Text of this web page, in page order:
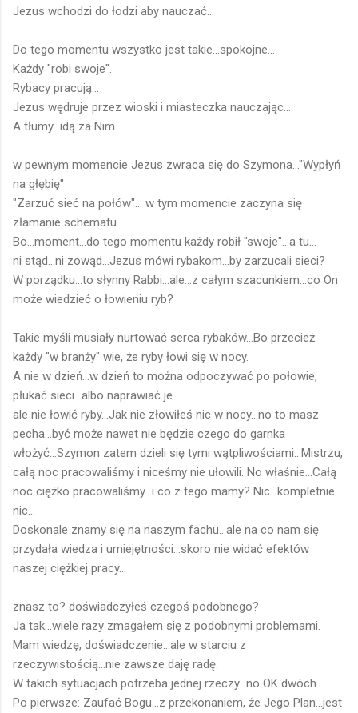
Jezus wchodzi do łodzi aby nauczać...
Do tego momentu wszystko jest takie...spokojne...
Każdy "robi swoje".
Rybacy pracują...
Jezus wędruje przez wioski i miasteczka nauczając...
A tłumy...idą za Nim...
w pewnym momencie Jezus zwraca się do Szymona..."Wypłyń
na głębię"
"Zarzuć sieć na połów"... w tym momencie zaczyna się
złamanie schematu...
Bo...moment...do tego momentu każdy robił "swoje"...a tu...
ni stąd...ni zowąd...Jezus mówi rybakom...by zarzucali sieci?
W porządku...to słynny Rabbi...ale...z całym szacunkiem...co On
może wiedzieć o łowieniu ryb?
Takie myśli musiały nurtować serca rybaków...Bo przecież
każdy "w branży" wie, że ryby łowi się w nocy.
A nie w dzień...w dzień to można odpoczywać po połowie,
płukać sieci...albo naprawiać je...
ale nie łowić ryby...Jak nie złowiłeś nic w nocy...no to masz
pecha...być może nawet nie będzie czego do garnka
włożyć...Szymon zatem dzieli się tymi wątpliwościami...Mistrzu,
całą noc pracowaliśmy i niceśmy nie ułowili. No właśnie...Całą
noc ciężko pracowaliśmy...i co z tego mamy? Nic...kompletnie
nic...
Doskonale znamy się na naszym fachu...ale na co nam się
przydała wiedza i umiejętności...skoro nie widać efektów
naszej ciężkiej pracy...
znasz to? doświadczyłeś czegoś podobnego?
Ja tak...wiele razy zmagałem się z podobnymi problemami.
Mam wiedzę, doświadczenie...ale w starciu z
rzeczywistością...nie zawsze daję radę.
W takich sytuacjach potrzeba jednej rzeczy...no OK dwóch...
Po pierwsze: Zaufać Bogu...z przekonaniem, że Jego Plan...jest